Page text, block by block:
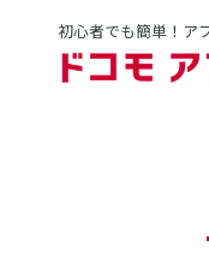
初心者でも簡単！ア